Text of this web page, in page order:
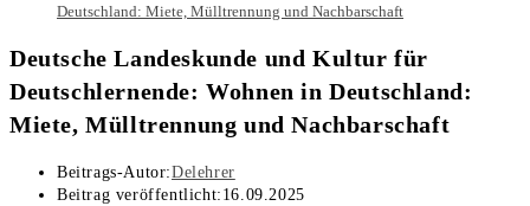
Deutschland: Miete, Mülltrennung und Nachbarschaft
Deutsche Landeskunde und Kultur für
Deutschlernende: Wohnen in Deutschland:
Miete, Mülltrennung und Nachbarschaft
Beitrags-Autor:Delehrer
Beitrag veröffentlicht: 16.09.2025